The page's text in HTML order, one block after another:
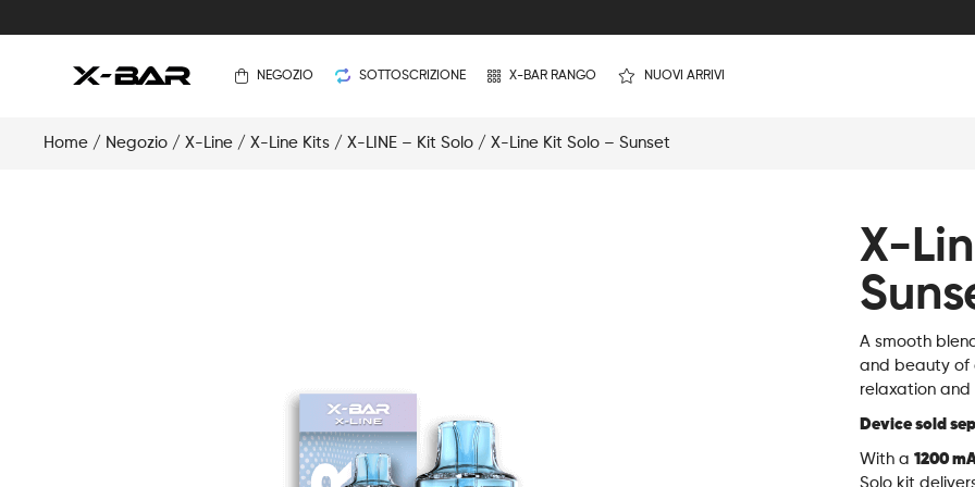
NEGOZIO SOTTOSCRIZIONE X-BAR RANGO NUOVI ARRIVI
Home / Negozio / X-Line / X-Line Kits / X-LINE – Kit Solo / X-Line Kit Solo – Sunset
X-
A smooth
and beauty of
relaxation and
Device sold
With a 1200
Solo kit